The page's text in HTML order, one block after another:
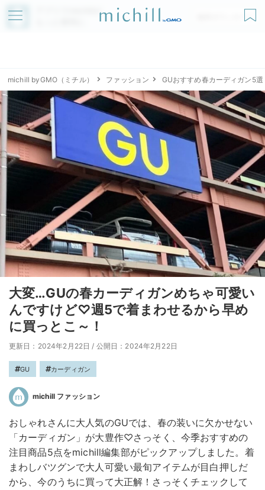
アプリでmichillが
無料ダウンロード
michill byGMO（ミチル） ファッション GUおすすめ春カーディガン5選
大変…GUの春カーディガンめちゃ可愛い
んですけど♡週5で着まわせるから早め
に買っとこ～！
更新日：2024年2月22日 / 公開日：2024年2月22日
GU カーディガン
michill ファッション
おしゃれさんに大人気のGUでは、春の装いに欠かせない
「カーディガン」が大豊作♡さっそく、今季おすすめの
注目商品5点をmichill編集部がピックアップしました。着
まわしバツグンで大人可愛い最旬アイテムが目白押しだ
から、今のうちに買って大正解！さっそくチェックして